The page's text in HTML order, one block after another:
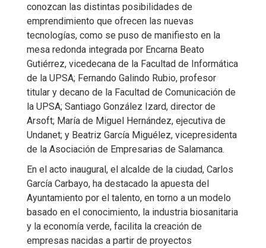
conozcan las distintas posibilidades de
emprendimiento que ofrecen las nuevas
tecnologías, como se puso de manifiesto en la
mesa redonda integrada por Encarna Beato
Gutiérrez, vicedecana de la Facultad de Informática
de la UPSA; Fernando Galindo Rubio, profesor
titular y decano de la Facultad de Comunicación de
la UPSA; Santiago González Izard, director de
Arsoft; María de Miguel Hernández, ejecutiva de
Undanet; y Beatriz García Miguélez, vicepresidenta
de la Asociación de Empresarias de Salamanca.
En el acto inaugural, el alcalde de la ciudad, Carlos
García Carbayo, ha destacado la apuesta del
Ayuntamiento por el talento, en torno a un modelo
basado en el conocimiento, la industria biosanitaria
y la economía verde, facilita la creación de
empresas nacidas a partir de proyectos